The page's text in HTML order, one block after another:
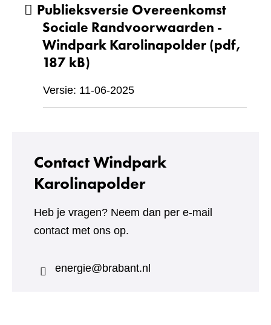
Publieksversie Overeenkomst
Sociale Randvoorwaarden -
Windpark Karolinapolder(pdf,
187 kB)
Versie: 11-06-2025
Contact Windpark
Karolinapolder
Heb je vragen? Neem dan per e-mail
contact met ons op.
energie@brabant.nl